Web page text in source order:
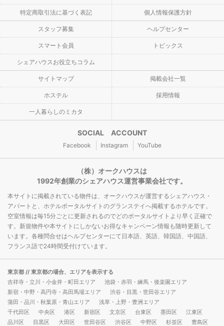
特定商取引法に基づく表記 個人情報保護方針
スタッフ募集 ヘルプセンター
スマート会員 トピックス
シェアハウスお役立ちコラム
サイトマップ 掲載会社一覧
ホステル 採用情報
一人暮らしのミカタ
SOCIAL ACCOUNT
Facebook Instagram YouTube
（株）オークハウスは
1992年創業のシェアハウス運営事業会社です。
本サイトに掲載されている物件は、オークハウスが運営するシェアハウス・
アパートと、ホテルポータルサイトのグランステイへ掲載するホテルです。
空室情報は毎15分ごとに更新されるのでどのポータルサイトより早く正確で
す。新規物件や本サイトにしかないお得なキャンペーン情報も随時更新して
います。各種問合せはヘルプセンターにて日本語、英語、韓国語、中国語、
フランス語で24時間受付けています。
東京都 // 東京都の場合、エリアを表示する
吉祥寺・立川・小金井・町田エリア
池袋・赤羽・練馬・後楽園エリア
新宿・中野・高円寺・高田馬場エリア
渋谷・目黒・世田谷エリア
蒲田・品川・秋葉原・青山エリア
浅草・上野・豊洲エリア
千代田区
中央区 港区 新宿区 文京区 台東区 墨田区
江東区
品川区
目黒区 大田区 世田谷区 渋谷区 中野区 杉並区
豊島区